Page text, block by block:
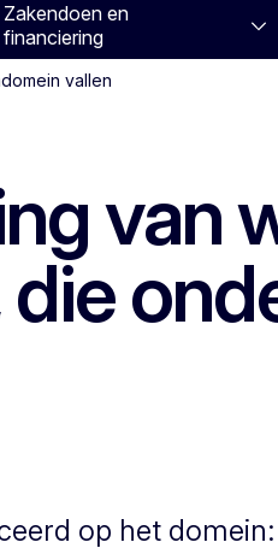
Zakendoen en
financiering
vallen
van
op het domein: